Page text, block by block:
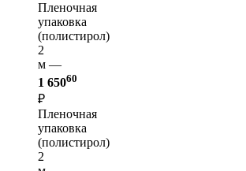
Пленочная
упаковка
(полистирол)
2
м —
1 65060
₽
Пленочная
упаковка
(полистирол)
2